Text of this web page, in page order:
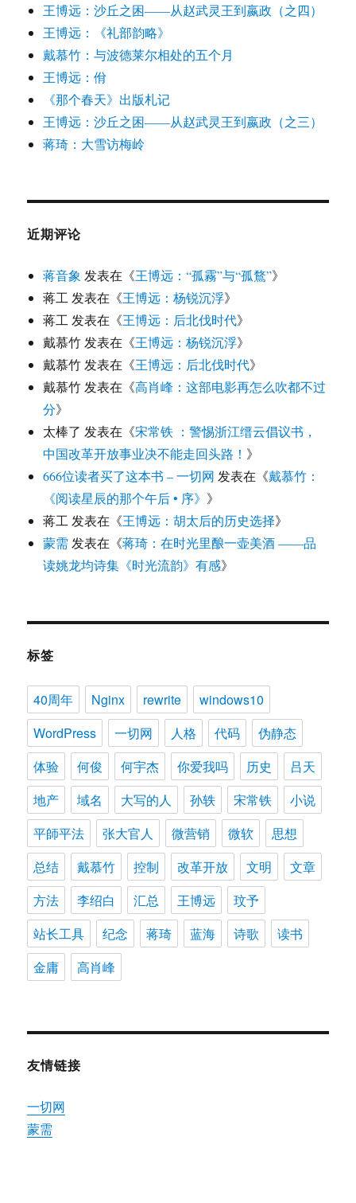
王博远：沙丘之困——从赵武灵王到嬴政（之四）
王博远：《礼部韵略》
戴慕竹：与波德莱尔相处的五个月
王博远：佾
《那个春天》出版札记
王博远：沙丘之困——从赵武灵王到嬴政（之三）
蒋琦：大雪访梅岭
近期评论
蒋音象 发表在《王博远：“孤霧”与“孤鶩”》
蒋工 发表在《王博远：杨锐沉浮》
蒋工 发表在《王博远：后北伐时代》
戴慕竹 发表在《王博远：杨锐沉浮》
戴慕竹 发表在《王博远：后北伐时代》
戴慕竹 发表在《高肖峰：这部电影再怎么吹都不过
分》
太棒了 发表在《宋常铁 ：警惕浙江缙云倡议书，
中国改革开放事业决不能走回头路！ 》
666位读者买了这本书 – 一切网 发表在《戴慕竹：
《阅读星辰的那个午后 • 序》 》
蒋工 发表在《王博远：胡太后的历史选择》
蒙需 发表在《蒋琦：在时光里酿一壶美酒 ——品
读姚龙均诗集《时光流韵》有感》
标签
40周年 Nginx rewrite
windows10
WordPress
一切网 人格 代码
伪静态
体验
何俊 何宇杰 你爱我吗 历史
吕天
地产
域名 大写的人 孙轶 宋常铁
小说
平師平法
张大官人 微营销 微软
思想
总结
戴慕竹 控制 改革开放 文明
文章
方法
李绍白 汇总 王博远
玟予
站长工具
纪念 蒋琦 蓝海 诗歌
读书
金庸
高肖峰
友情链接
一切网
蒙需